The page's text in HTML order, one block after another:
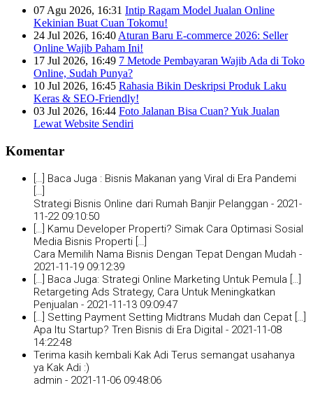
07 Agu 2026, 16:31 Intip Ragam Model Jualan Online
Kekinian Buat Cuan Tokomu!
24 Jul 2026, 16:40 Aturan Baru E-commerce 2026: Seller
Online Wajib Paham Ini!
17 Jul 2026, 16:49 7 Metode Pembayaran Wajib Ada di Toko
Online, Sudah Punya?
10 Jul 2026, 16:45 Rahasia Bikin Deskripsi Produk Laku
Keras & SEO-Friendly!
03 Jul 2026, 16:44 Foto Jalanan Bisa Cuan? Yuk Jualan
Lewat Website Sendiri
Komentar
[…] Baca Juga : Bisnis Makanan yang Viral di Era Pandemi
Strategi Bisnis Online dari Rumah Banjir Pelanggan - 2021-
11-22 09:10:50
[…] Kamu Developer Properti? Simak Cara Optimasi Sosial
Media Bisnis Properti […]
Cara Memilih Nama Bisnis Dengan Tepat Dengan Mudah -
2021-11-19 09:12:39
[…] Baca Juga: Strategi Online Marketing Untuk Pemula […]
Retargeting Ads Strategy, Cara Untuk Meningkatkan
Penjualan - 2021-11-13 09:09:47
[…] Setting Payment Setting Midtrans Mudah dan Cepat […]
Apa Itu Startup? Tren Bisnis di Era Digital - 2021-11-08
14:22:48
Terima kasih kembali Kak Adi Terus semangat usahanya
ya Kak Adi :)
admin - 2021-11-06 09:48:06